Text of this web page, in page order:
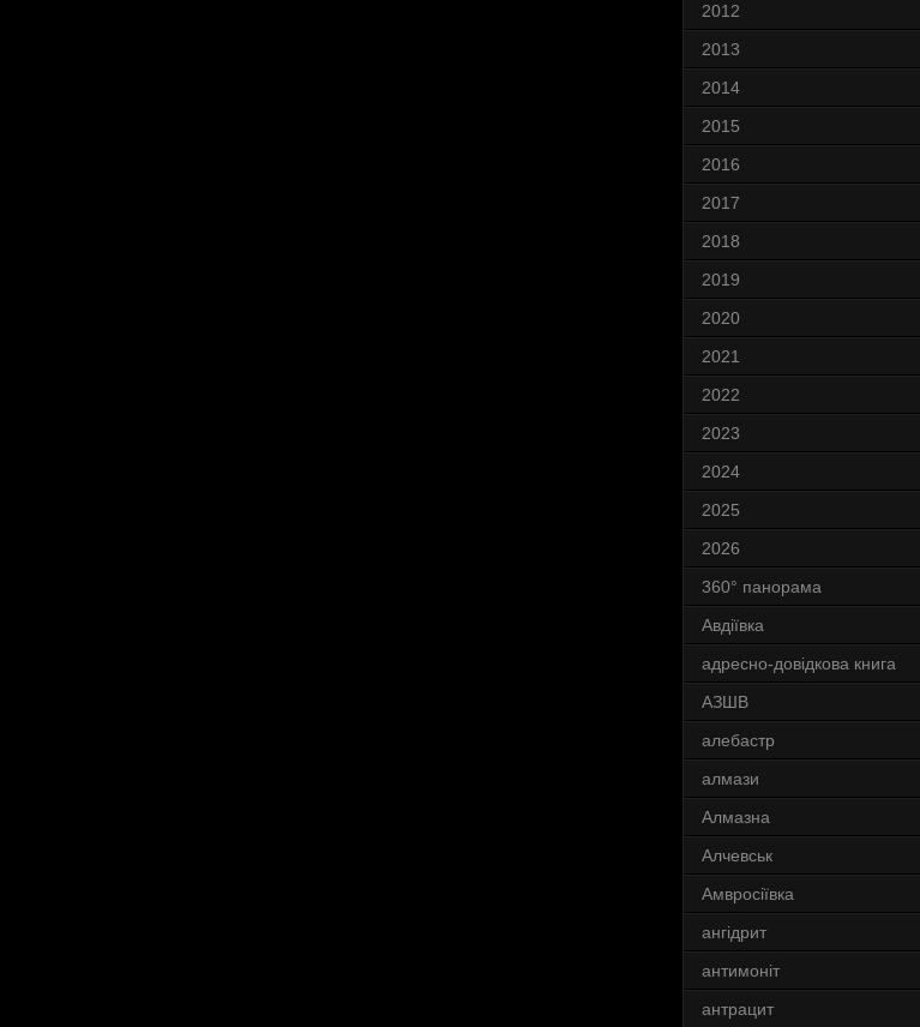
2012
2013
2014
2015
2016
2017
2018
2019
2020
2021
2022
2023
2024
2025
2026
360° панорама
Авдіївка
адресно-довідкова книга
АЗШВ
алебастр
алмази
Алмазна
Алчевськ
Амвросіївка
ангідрит
антимоніт
антрацит